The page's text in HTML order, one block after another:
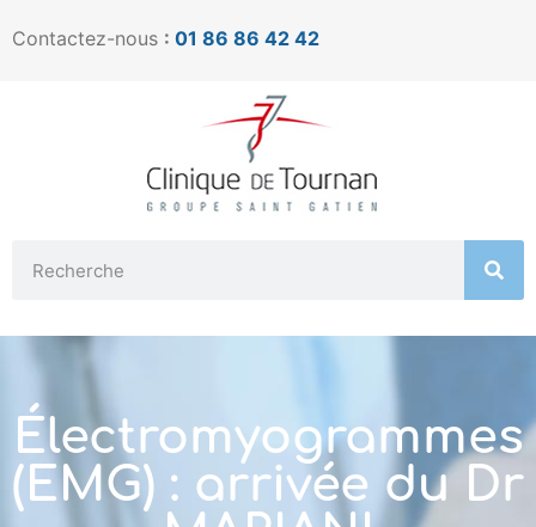
Contactez-nous : 01 86 86 42 42
Électromyogrammes
(EMG) : arrivée du Dr